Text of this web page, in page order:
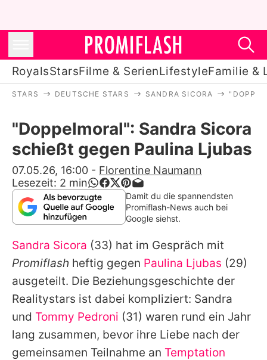
RoyalsStarsFilme & SerienLifestyleFamilie &
Stars
Filme & Serien
Lifestyle
Familie & Liebe
Alle Themen auf Promiflash
Jobs
App runterladen
Team
STARS DEUTSCHE STARS SANDRA SICORA
"Doppelmoral": Sandra Sicora
schießt gegen Paulina Ljubas
07.05.26, 16:00 - Florentine Naumann
Lesezeit: 2 min
Damit du die spannendsten
Promiflash-News auch bei
Google siehst.
Sandra Sicora (33) hat im Gespräch mit
Promiflash heftig gegen Paulina Ljubas (29)
ausgeteilt. Die Beziehungsgeschichte der
Realitystars ist dabei kompliziert: Sandra
und Tommy Pedroni (31) waren rund ein Jahr
lang zusammen, bevor ihre Liebe nach der
gemeinsamen Teilnahme an Temptation